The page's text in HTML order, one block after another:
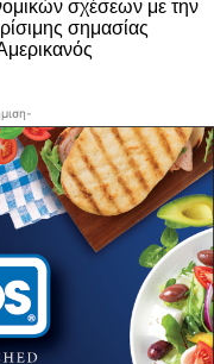
σχέσεων με την
σημασίας